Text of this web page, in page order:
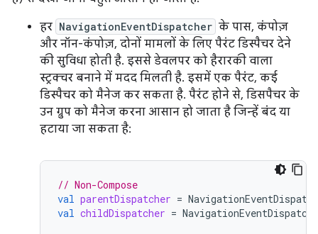
हर NavigationEventDispatcher के पास, कंपोज़
और नॉन-कंपोज़, दोनों मामलों के लिए पैरंट डिस्पैचर देने
की सुविधा होती है. इससे डेवलपर को हैरारकी वाला
स्ट्रक्चर बनाने में मदद मिलती है. इसमें एक पैरंट, कई
डिस्पैचर को मैनेज कर सकता है. पैरंट होने से, डिसपैचर के
उन ग्रुप को मैनेज करना आसान हो जाता है जिन्हें बंद या
हटाया जा सकता है:
// Non-Compose
val parentDispatcher =
val childDispatcher =